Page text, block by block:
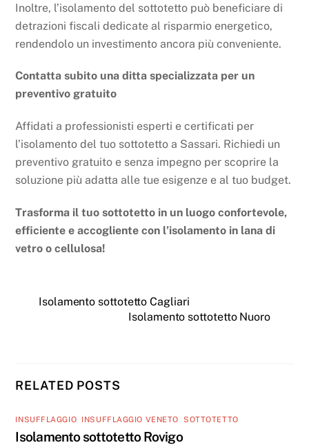
Inoltre, l’isolamento del sottotetto può beneficiare di
detrazioni fiscali dedicate al risparmio energetico,
rendendolo un investimento ancora più conveniente.
Contatta subito una ditta specializzata per un
preventivo gratuito
Affidati a professionisti esperti e certificati per
l’isolamento del tuo sottotetto a Sassari. Richiedi un
preventivo gratuito e senza impegno per scoprire la
soluzione più adatta alle tue esigenze e al tuo budget.
Trasforma il tuo sottotetto in un luogo confortevole,
efficiente e accogliente con l’isolamento in lana di
vetro o cellulosa!
Isolamento sottotetto Cagliari
Isolamento sottotetto Nuoro
RELATED POSTS
INSUFFLAGGIO INSUFFLAGGIO VENETO ,SOTTOTETTO
Isolamento sottotetto Rovigo